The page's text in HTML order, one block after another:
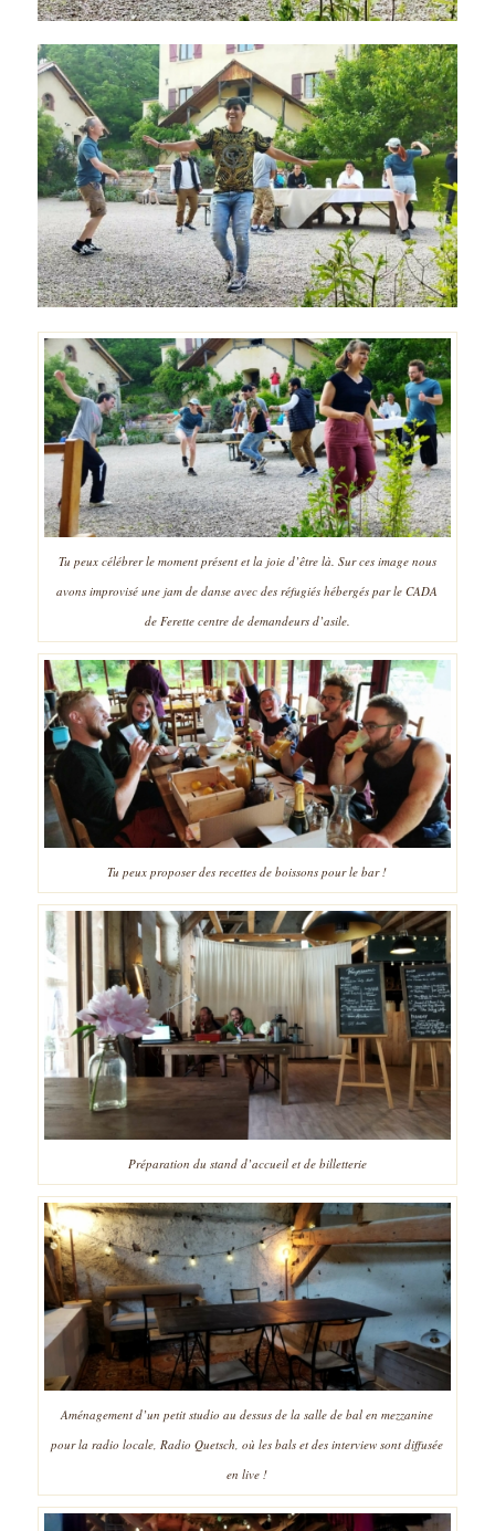
Tu peux célébrer le moment présent et la joie d’être là. Sur ces image nous
avons improvisé une jam de danse avec des réfugiés hébergés par le CADA
de Ferette centre de demandeurs d’asile.
Tu peux proposer des recettes de boissons pour le bar !
Préparation du stand d’accueil et de billetterie
Aménagement d’un petit studio au dessus de la salle de bal en mezzanine
pour la radio locale, Radio Quetsch, où les bals et des interview sont diffusée
en live !